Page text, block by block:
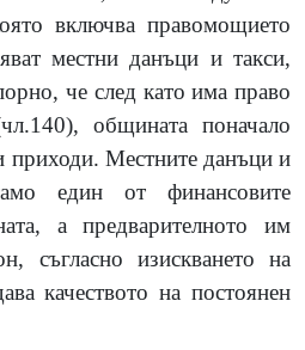
включва правомощието
местни данъци и такси,
че след като има право
общината поначало
Местните данъци и
един от финансовите
а предварителното им
съгласно изискването на
качеството на постоянен